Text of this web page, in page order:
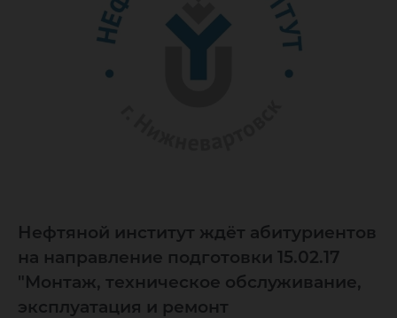
Нефтяной институт ждёт абитуриентов
на направление подготовки 15.02.17
"Монтаж, техническое обслуживание,
эксплуатация и ремонт